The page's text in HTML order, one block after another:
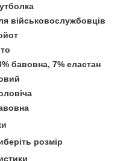
військовослужбовців
бавовна, 7% еластан
розмір